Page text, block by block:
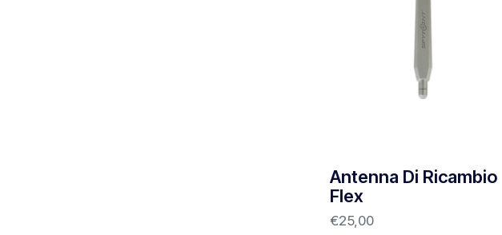
Antenna Di Ricambio
Flex
€25,00